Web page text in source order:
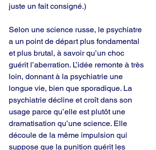
juste un fait consigné.)
Selon une science russe, le psychiatre
a un point de départ plus fondamental
et plus brutal, à savoir qu’un choc
guérit l’aberration. L’idée remonte à très
loin, donnant à la psychiatrie une
longue vie, bien que sporadique. La
psychiatrie décline et croît dans son
usage parce qu’elle est plutôt une
dramatisation qu’une science. Elle
découle de la même impulsion qui
suppose que la punition guérit les